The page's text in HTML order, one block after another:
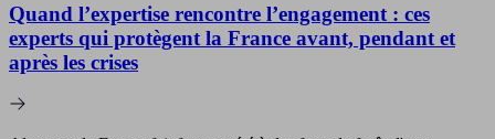
Quand l’expertise rencontre l’engagement : ces
experts qui protègent la France avant, pendant et
après les crises